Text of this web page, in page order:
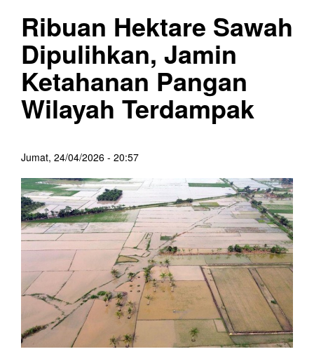
Ribuan Hektare Sawah
Dipulihkan, Jamin
Ketahanan Pangan
Wilayah Terdampak
Jumat, 24/04/2026 - 20:57